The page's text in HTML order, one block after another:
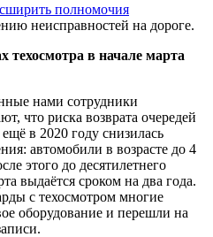
полномочия
неисправностей на дороге.
техосмотра в начале марта
нами сотрудники
что риска возврата очередей
в 2020 году снизилась
автомобили в возрасте до 4
этого до десятилетнего
выдаётся сроком на два года.
с техосмотром многие
оборудование и перешли на